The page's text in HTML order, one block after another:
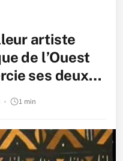
artiste
de l’Ouest
ses deux…
1 min